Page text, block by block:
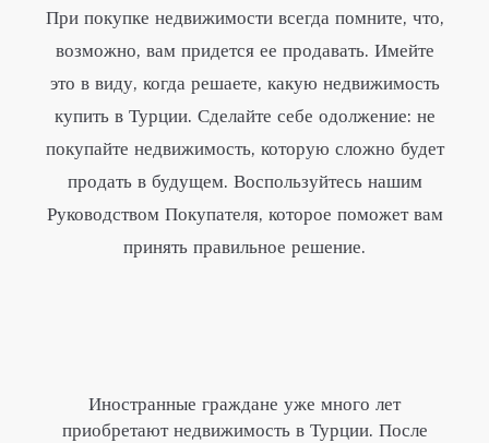
При покупке недвижимости всегда помните, что,
возможно, вам придется ее продавать. Имейте
это в виду, когда решаете, какую недвижимость
купить в Турции. Сделайте себе одолжение: не
покупайте недвижимость, которую сложно будет
продать в будущем. Воспользуйтесь нашим
Руководством Покупателя, которое поможет вам
принять правильное решение.
Иностранные граждане уже много лет
приобретают недвижимость в Турции. После